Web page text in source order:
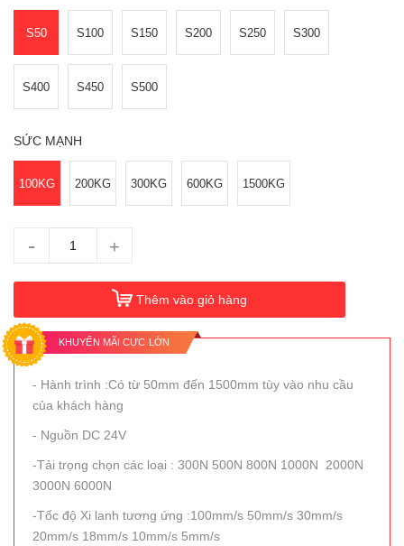
S50 S100 S150 S200 S250 S300
S400 S450 S500
SỨC MẠNH
100KG 200KG 300KG 600KG 1500KG
- +
Thêm vào giỏ hàng
KHUYẾN MÃI CỰC LỚN
- Hành trình :Có từ 50mm đến 1500mm tùy vào nhu cầu
của khách hàng
- Nguồn DC 24V
-Tải trọng chọn các loại : 300N 500N 800N 1000N 2000N
3000N 6000N
-Tốc độ Xi lanh tương ứng :100mm/s 50mm/s 30mm/s
20mm/s 18mm/s 10mm/s 5mm/s